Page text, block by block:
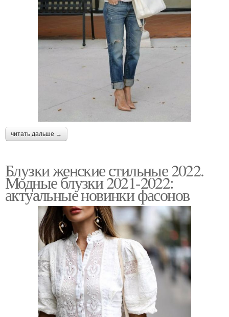
читать дальше →
Блузки женские стильные 2022.
Модные блузки 2021-2022:
актуальные новинки фасонов